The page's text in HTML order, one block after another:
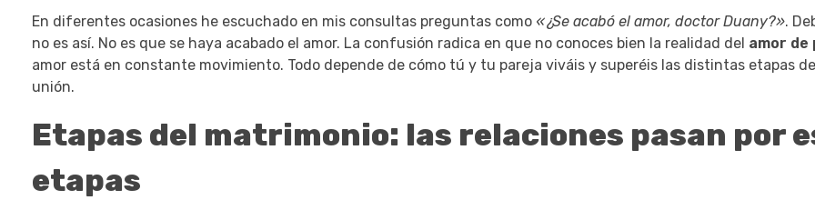
En diferentes ocasiones he escuchado en mis consultas preguntas como «¿Se acabó el amor, doctor Duany?».
no es así. No es que se haya acabado el amor. La confusión radica en que no conoces bien la realidad del amor de
amor está en constante movimiento. Todo depende de cómo tú y tu pareja viváis y superéis las distintas etapas
unión.
Etapas del matrimonio: las relaciones pasan por
etapas